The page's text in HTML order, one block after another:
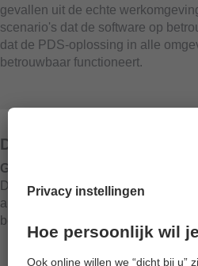
gevallen uit de echte
scenario's dat de software op
dat de PDS-oplossing in alle
betrouwbaar functioneert.
De PDS-softwareprocedure
Genereren van een
De PDS-palletherkenning
amplitude- en afstandsgegevens.
beelden storende invloeden en